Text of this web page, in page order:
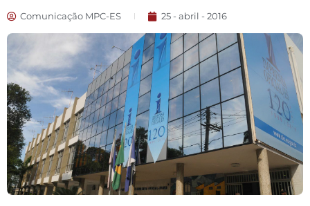
Comunicação MPC-ES 25 - abril - 2016